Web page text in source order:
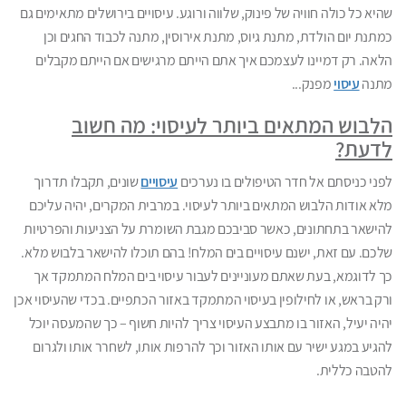
שהיא כל כולה חוויה של פינוק, שלווה ורוגע. עיסויים בירושלים מתאימים גם
כמתנת יום הולדת, מתנת גיוס, מתנת אירוסין, מתנה לכבוד החגים וכן
הלאה. רק דמיינו לעצמכם איך אתם הייתם מרגישים אם הייתם מקבלים
מתנה עיסוי מפנק...
הלבוש המתאים ביותר לעיסוי: מה חשוב
לדעת?
לפני כניסתם אל חדר הטיפולים בו נערכים עיסוייםשונים, תקבלו תדרוך
מלא אודות הלבוש המתאים ביותר לעיסוי. במרבית המקרים, יהיה עליכם
להישאר בתחתונים, כאשר סביבכם מגבת השומרת על הצניעות והפרטיות
שלכם. עם זאת, ישנם עיסויים בים המלח! בהם תוכלו להישאר בלבוש מלא.
כך לדוגמא, בעת שאתם מעוניינים לעבור עיסוי בים המלח המתמקד אך
ורק בראש, או לחילופין בעיסוי המתמקד באזור הכתפיים. בכדי שהעיסוי אכן
יהיה יעיל, האזור בו מתבצע העיסוי צריך להיות חשוף – כך שהמעסה יוכל
להגיע במגע ישיר עם אותו האזור וכך להרפות אותו, לשחרר אותו ולגרום
להטבה כללית.